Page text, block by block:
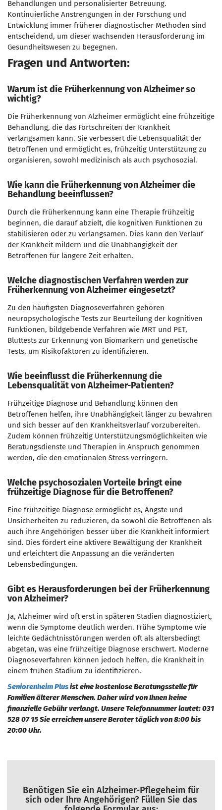
Behandlungen und personalisierter Betreuung.
Kontinuierliche Anstrengungen in der Forschung und
Entwicklung immer früherer diagnostischer Methoden sind
entscheidend, um dieser wachsenden Herausforderung im
Gesundheitswesen zu begegnen.
Fragen und Antworten:
Warum ist die Früherkennung von Alzheimer so
wichtig?
Die Früherkennung von Alzheimer ermöglicht eine frühzeitige
Behandlung, die das Fortschreiten der Krankheit
verlangsamen kann. Sie verbessert die Lebensqualität der
Betroffenen und ermöglicht es, frühzeitig Unterstützung zu
organisieren, sowohl medizinisch als auch psychosozial.
Wie kann die Früherkennung von Alzheimer die
Behandlung beeinflussen?
Durch die Früherkennung kann eine Therapie frühzeitig
beginnen, die darauf abzielt, die kognitiven Funktionen zu
stabilisieren oder zu verlangsamen. Dies kann den Verlauf
der Krankheit mildern und die Unabhängigkeit der
Betroffenen für längere Zeit erhalten.
Welche diagnostischen Verfahren werden zur
Früherkennung von Alzheimer eingesetzt?
Zu den häufigsten Diagnoseverfahren gehören
neuropsychologische Tests zur Beurteilung der kognitiven
Funktionen, bildgebende Verfahren wie MRT und PET,
Bluttests zur Erkennung von Biomarkern und genetische
Tests, um Risikofaktoren zu identifizieren.
Wie beeinflusst die Früherkennung die
Lebensqualität von Alzheimer-Patienten?
Frühzeitige Diagnose und Behandlung können den
Betroffenen helfen, ihre Unabhängigkeit länger zu bewahren
und sich besser auf den Krankheitsverlauf vorzubereiten.
Zudem können frühzeitig Unterstützungsmöglichkeiten wie
Beratungsdienste und Therapien in Anspruch genommen
werden, die den emotionalen Stress verringern.
Welche psychosozialen Vorteile bringt eine
frühzeitige Diagnose für die Betroffenen?
Eine frühzeitige Diagnose ermöglicht es, Ängste und
Unsicherheiten zu reduzieren, da sowohl die Betroffenen als
auch ihre Angehörigen besser über die Krankheit informiert
sind. Dies fördert eine aktivere Bewältigung der Krankheit
und erleichtert die Anpassung an die veränderten
Lebensbedingungen.
Gibt es Herausforderungen bei der Früherkennung
von Alzheimer?
Ja, Alzheimer wird oft erst in späteren Stadien diagnostiziert,
wenn die Symptome deutlich werden. Frühe Symptome wie
leichte Gedächtnisstörungen werden oft als altersbedingt
abgetan, was eine frühzeitige Diagnose erschwert. Moderne
Diagnoseverfahren können jedoch helfen, die Krankheit in
einem frühen Stadium zu identifizieren.
Seniorenheim Plusist eine kostenlose Beratungsstelle für
Familien älterer Menschen. Daher wird von Ihnen keine
finanzielle Gebühr verlangt. Unsere Telefonnummer lautet: 031
528 07 15 Sie erreichen unsere Berater täglich von 8:00 bis
20:00 Uhr.
Benötigen Sie ein Alzheimer-Pflegeheim für
sich oder Ihre Angehörigen? Füllen Sie das